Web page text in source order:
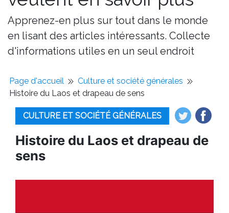
Apprenez-en plus sur tout dans le monde
en lisant des articles intéressants. Collecte
d'informations utiles en un seul endroit
Page d'accueil
Culture et société générales
Histoire du Laos et drapeau de sens
CULTURE ET SOCIÉTÉ GÉNÉRALES
Histoire du Laos et drapeau de
sens